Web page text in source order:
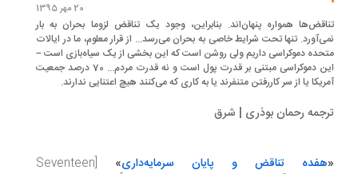
همواره پنهان‌اند. بنابراین، وجود یک تناقض لزوما بحران به بار
تنها تحت شرایط خاصی به بحران می‌رسد... از قرار معلوم، ما در ایالات
دموکراسی داریم ولی روشن است که این بخشی از یک سیاه‌بازی است –
این دموکراسی مبتنی بر قدرت پول است و نه قدرت مردم... 70 درصد جمعیت
یا از سر کاررفتن متنفرند یا به کاری که می‌کنند هیچ اعتنایی ندارند.
رحمان بوذری | شرق
تناقض و پایان سرمایه‌داری»
[Seventeen